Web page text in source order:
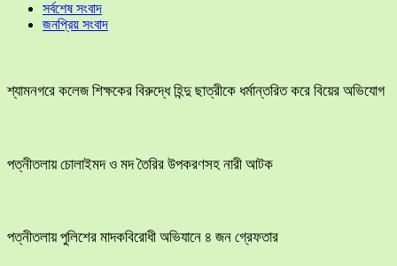
সর্বশেষ সংবাদ
জনপ্রিয় সংবাদ
শ্যামনগরে কলেজ শিক্ষকের বিরুদ্ধে হিন্দু ছাত্রীকে ধর্মান্তরিত করে বিয়ের অভিযোগ
পত্নীতলায় চোলাইমদ ও মদ তৈরির উপকরণসহ নারী আটক
পত্নীতলায় পুলিশের মাদকবিরোধী অভিযানে ৪ জন গ্রেফতার